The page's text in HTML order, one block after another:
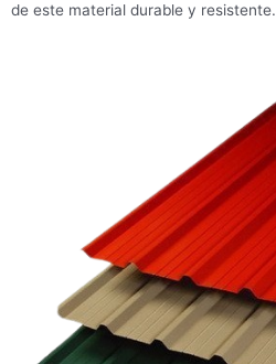
de este material durable y resistente.